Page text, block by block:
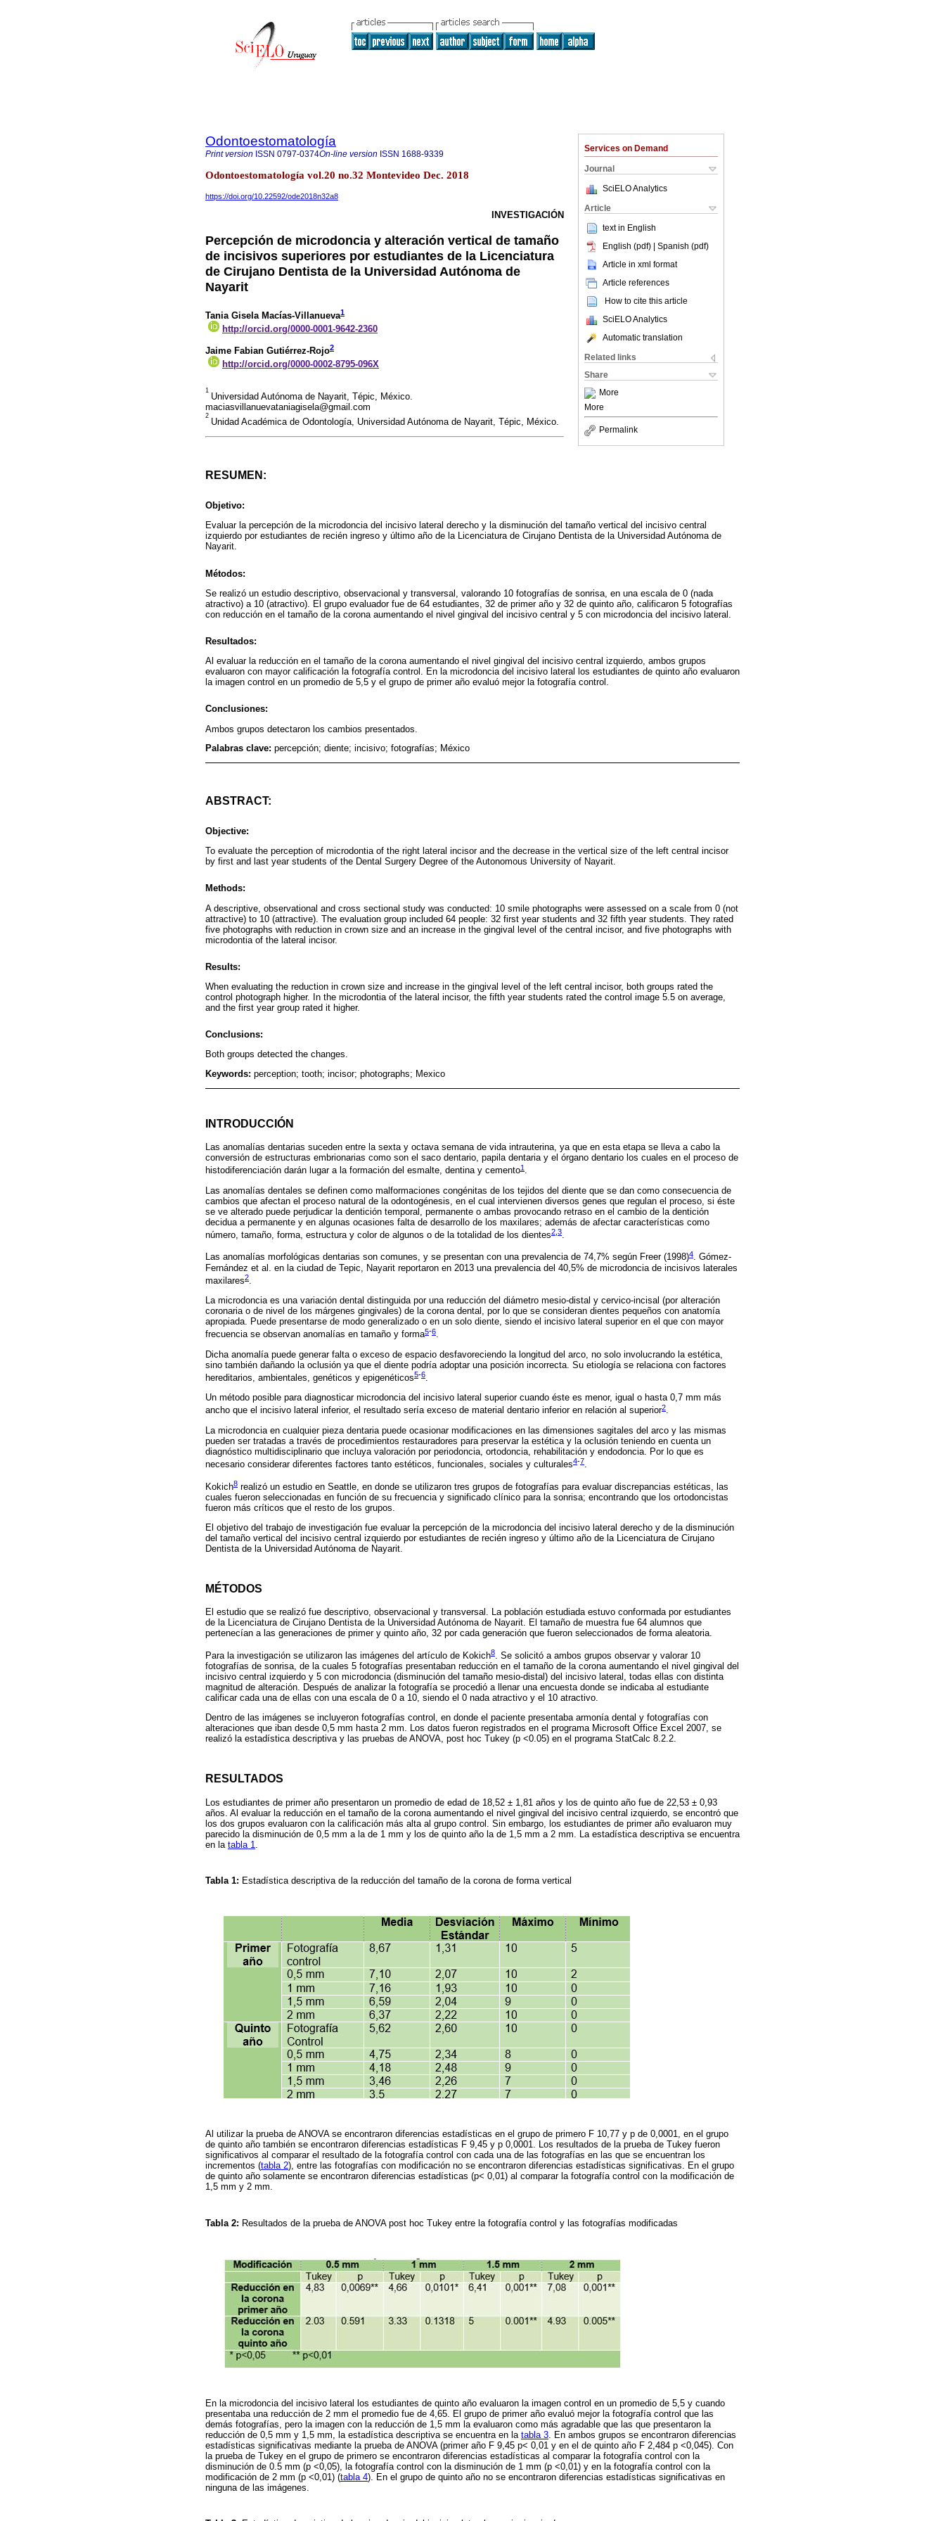
Services on Demand
Journal
SciELO Analytics
Article
text in English
English (pdf) | Spanish (pdf)
Article in xml format
Article references
How to cite this article
SciELO Analytics
Automatic translation
Related links
Share
More
More
Permalink
Odontoestomatología
Print version ISSN 0797-0374On-line version ISSN 1688-9339
Odontoestomatología vol.20 no.32 Montevideo Dec. 2018
https://doi.org/10.22592/ode2018n32a8
INVESTIGACIÓN
Percepción de microdoncia y alteración vertical de tamaño
de incisivos superiores por estudiantes de la Licenciatura
de Cirujano Dentista de la Universidad Autónoma de
Nayarit
Tania Gisela Macías-Villanueva1
http://orcid.org/0000-0001-9642-2360
Jaime Fabian Gutiérrez-Rojo2
http://orcid.org/0000-0002-8795-096X
1
Universidad Autónoma de Nayarit, Tépic, México.
maciasvillanuevataniagisela@gmail.com
2
Unidad Académica de Odontología, Universidad Autónoma de Nayarit, Tépic, México.
RESUMEN:
Objetivo:
Evaluar la percepción de la microdoncia del incisivo lateral derecho y la disminución del tamaño vertical del incisivo central
izquierdo por estudiantes de recién ingreso y último año de la Licenciatura de Cirujano Dentista de la Universidad Autónoma de
Nayarit.
Métodos:
Se realizó un estudio descriptivo, observacional y transversal, valorando 10 fotografías de sonrisa, en una escala de 0 (nada
atractivo) a 10 (atractivo). El grupo evaluador fue de 64 estudiantes, 32 de primer año y 32 de quinto año, calificaron 5 fotografías
con reducción en el tamaño de la corona aumentando el nivel gingival del incisivo central y 5 con microdoncia del incisivo lateral.
Resultados:
Al evaluar la reducción en el tamaño de la corona aumentando el nivel gingival del incisivo central izquierdo, ambos grupos
evaluaron con mayor calificación la fotografía control. En la microdoncia del incisivo lateral los estudiantes de quinto año evaluaron
la imagen control en un promedio de 5,5 y el grupo de primer año evaluó mejor la fotografía control.
Conclusiones:
Ambos grupos detectaron los cambios presentados.
Palabras clave: percepción; diente; incisivo; fotografías; México
ABSTRACT:
Objective:
To evaluate the perception of microdontia of the right lateral incisor and the decrease in the vertical size of the left central incisor
by first and last year students of the Dental Surgery Degree of the Autonomous University of Nayarit.
Methods:
A descriptive, observational and cross sectional study was conducted: 10 smile photographs were assessed on a scale from 0 (not
attractive) to 10 (attractive). The evaluation group included 64 people: 32 first year students and 32 fifth year students. They rated
five photographs with reduction in crown size and an increase in the gingival level of the central incisor, and five photographs with
microdontia of the lateral incisor.
Results:
When evaluating the reduction in crown size and increase in the gingival level of the left central incisor, both groups rated the
control photograph higher. In the microdontia of the lateral incisor, the fifth year students rated the control image 5.5 on average,
and the first year group rated it higher.
Conclusions:
Both groups detected the changes.
Keywords: perception; tooth; incisor; photographs; Mexico
INTRODUCCIÓN
Las anomalías dentarias suceden entre la sexta y octava semana de vida intrauterina, ya que en esta etapa se lleva a cabo la
conversión de estructuras embrionarias como son el saco dentario, papila dentaria y el órgano dentario los cuales en el proceso de
histodiferenciación darán lugar a la formación del esmalte, dentina y cemento1 .
Las anomalías dentales se definen como malformaciones congénitas de los tejidos del diente que se dan como consecuencia de
cambios que afectan el proceso natural de la odontogénesis, en el cual intervienen diversos genes que regulan el proceso, si éste
se ve alterado puede perjudicar la dentición temporal, permanente o ambas provocando retraso en el cambio de la dentición
decidua a permanente y en algunas ocasiones falta de desarrollo de los maxilares; además de afectar características como
número, tamaño, forma, estructura y color de algunos o de la totalidad de los dientes2 3.
Las anomalías morfológicas dentarias son comunes, y se presentan con una prevalencia de 74,7% según Freer (1998)4. Gómez-
Fernández et al. en la ciudad de Tepic, Nayarit reportaron en 2013 una prevalencia del 40,5% de microdoncia de incisivos laterales
maxilares2.
La microdoncia es una variación dental distinguida por una reducción del diámetro mesio-distal y cervico-incisal (por alteración
coronaria o de nivel de los márgenes gingivales) de la corona dental, por lo que se consideran dientes pequeños con anatomía
apropiada. Puede presentarse de modo generalizado o en un solo diente, siendo el incisivo lateral superior en el que con mayor
frecuencia se observan anomalías en tamaño y forma5-6.
Dicha anomalía puede generar falta o exceso de espacio desfavoreciendo la longitud del arco, no solo involucrando la estética,
sino también dañando la oclusión ya que el diente podría adoptar una posición incorrecta. Su etiología se relaciona con factores
hereditarios, ambientales, genéticos y epigenéticos5-6.
Un método posible para diagnosticar microdoncia del incisivo lateral superior cuando éste es menor, igual o hasta 0,7 mm más
ancho que el incisivo lateral inferior, el resultado sería exceso de material dentario inferior en relación al superior2.
La microdoncia en cualquier pieza dentaria puede ocasionar modificaciones en las dimensiones sagitales del arco y las mismas
pueden ser tratadas a través de procedimientos restauradores para preservar la estética y la oclusión teniendo en cuenta un
diagnóstico multidisciplinario que incluya valoración por periodoncia, ortodoncia, rehabilitación y endodoncia. Por lo que es
necesario considerar diferentes factores tanto estéticos, funcionales, sociales y culturales4-7.
Kokich8 realizó un estudio en Seattle, en donde se utilizaron tres grupos de fotografías para evaluar discrepancias estéticas, las
cuales fueron seleccionadas en función de su frecuencia y significado clínico para la sonrisa; encontrando que los ortodoncistas
fueron más críticos que el resto de los grupos.
El objetivo del trabajo de investigación fue evaluar la percepción de la microdoncia del incisivo lateral derecho y de la disminución
del tamaño vertical del incisivo central izquierdo por estudiantes de recién ingreso y último año de la Licenciatura de Cirujano
Dentista de la Universidad Autónoma de Nayarit.
MÉTODOS
El estudio que se realizó fue descriptivo, observacional y transversal. La población estudiada estuvo conformada por estudiantes
de la Licenciatura de Cirujano Dentista de la Universidad Autónoma de Nayarit. El tamaño de muestra fue 64 alumnos que
pertenecían a las generaciones de primer y quinto año, 32 por cada generación que fueron seleccionados de forma aleatoria.
Para la investigación se utilizaron las imágenes del artículo de Kokich8. Se solicitó a ambos grupos observar y valorar 10
fotografías de sonrisa, de la cuales 5 fotografías presentaban reducción en el tamaño de la corona aumentando el nivel gingival del
incisivo central izquierdo y 5 con microdoncia (disminución del tamaño mesio-distal) del incisivo lateral, todas ellas con distinta
magnitud de alteración. Después de analizar la fotografía se procedió a llenar una encuesta donde se indicaba al estudiante
calificar cada una de ellas con una escala de 0 a 10, siendo el 0 nada atractivo y el 10 atractivo.
Dentro de las imágenes se incluyeron fotografías control, en donde el paciente presentaba armonía dental y fotografías con
alteraciones que iban desde 0,5 mm hasta 2 mm. Los datos fueron registrados en el programa Microsoft Office Excel 2007, se
realizó la estadística descriptiva y las pruebas de ANOVA, post hoc Tukey (p <0.05) en el programa StatCalc 8.2.2.
RESULTADOS
Los estudiantes de primer año presentaron un promedio de edad de 18,52 ± 1,81 años y los de quinto año fue de 22,53 ± 0,93
años. Al evaluar la reducción en el tamaño de la corona aumentando el nivel gingival del incisivo central izquierdo, se encontró que
los dos grupos evaluaron con la calificación más alta al grupo control. Sin embargo, los estudiantes de primer año evaluaron muy
parecido la disminución de 0,5 mm a la de 1 mm y los de quinto año la de 1,5 mm a 2 mm. La estadística descriptiva se encuentra
en la tabla 1
Tabla 1: Estadística descriptiva de la reducción del tamaño de la corona de forma vertical
Al utilizar la prueba de ANOVA se encontraron diferencias estadísticas en el grupo de primero F 10,77 y p de 0,0001, en el grupo
de quinto año también se encontraron diferencias estadísticas F 9,45 y p 0,0001. Los resultados de la prueba de Tukey fueron
significativos al comparar el resultado de la fotografía control con cada una de las fotografías en las que se encuentran los
incrementos (tabla 2), entre las fotografías con modificación no se encontraron diferencias estadísticas significativas. En el grupo
de quinto año solamente se encontraron diferencias estadísticas (p< 0,01) al comparar la fotografía control con la modificación de
1,5 mm y 2 mm.
Tabla 2: Resultados de la prueba de ANOVA post hoc Tukey entre la fotografía control y las fotografías modificadas
En la microdoncia del incisivo lateral los estudiantes de quinto año evaluaron la imagen control en un promedio de 5,5 y cuando
presentaba una reducción de 2 mm el promedio fue de 4,65. El grupo de primer año evaluó mejor la fotografía control que las
demás fotografías, pero la imagen con la reducción de 1,5 mm la evaluaron como más agradable que las que presentaron la
reducción de 0,5 mm y 1,5 mm, la estadística descriptiva se encuentra en la tabla 3. En ambos grupos se encontraron diferencias
estadísticas significativas mediante la prueba de ANOVA (primer año F 9,45 p< 0,01 y en el de quinto año F 2,484 p <0,045). Con
la prueba de Tukey en el grupo de primero se encontraron diferencias estadísticas al comparar la fotografía control con la
disminución de 0.5 mm (p <0,05), la fotografía control con la disminución de 1 mm (p <0,01) y en la fotografía control con la
modificación de 2 mm (p <0,01) (tabla 4). En el grupo de quinto año no se encontraron diferencias estadísticas significativas en
ninguna de las imágenes.